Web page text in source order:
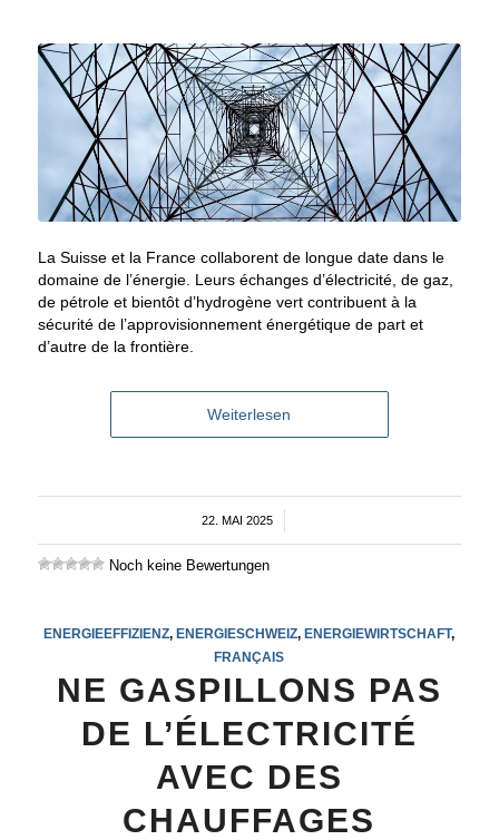
La Suisse et la France collaborent de longue date dans le
domaine de l’énergie. Leurs échanges d’électricité, de gaz,
de pétrole et bientôt d’hydrogène vert contribuent à la
sécurité de l’approvisionnement énergétique de part et
d’autre de la frontière.
Weiterlesen
22. MAI 2025
/
Noch keine Bewertungen
ENERGIEEFFIZIENZ,ENERGIESCHWEIZ,ENERGIEWIRTSCHAFT,
FRANÇAIS
NE GASPILLONS PAS
DE L’ÉLECTRICITÉ
AVEC DES
CHAUFFAGES